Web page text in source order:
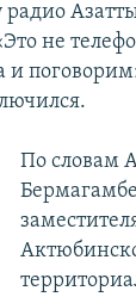
радио
не
и
По словам